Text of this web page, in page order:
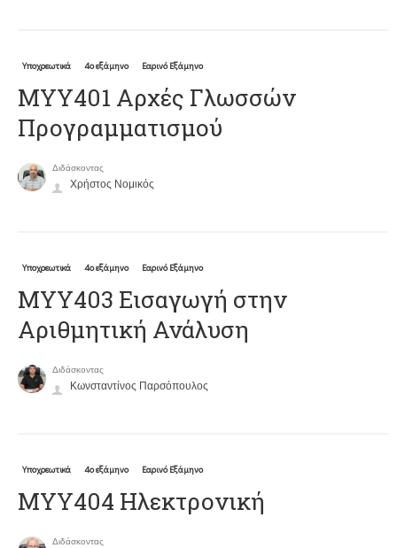
Υποχρεωτικά 4ο εξάμηνο Εαρινό Εξάμηνο
ΜΥΥ401 Αρχές Γλωσσών
Προγραμματισμού
Διδάσκοντας
Χρήστος Νομικός
Υποχρεωτικά 4ο εξάμηνο Εαρινό Εξάμηνο
ΜΥΥ403 Εισαγωγή στην
Αριθμητική Ανάλυση
Διδάσκοντας
Κωνσταντίνος Παρσόπουλος
Υποχρεωτικά 4ο εξάμηνο Εαρινό Εξάμηνο
ΜΥΥ404 Ηλεκτρονική
Διδάσκοντας